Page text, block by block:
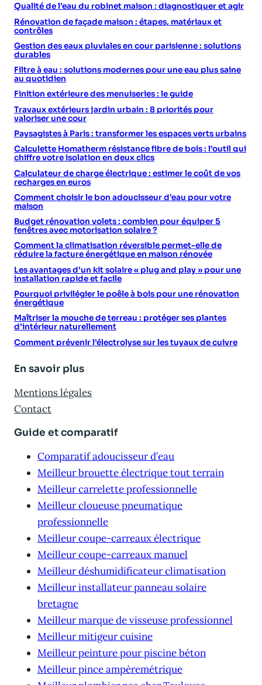
Qualité de l’eau du robinet maison : diagnostiquer et agir
Rénovation de façade maison : étapes, matériaux et
contrôles
Gestion des eaux pluviales en cour parisienne : solutions
durables
Filtre à eau : solutions modernes pour une eau plus saine
au quotidien
Finition extérieure des menuiseries : le guide
Travaux extérieurs jardin urbain : 8 priorités pour
valoriser une cour
Paysagistes à Paris : transformer les espaces verts urbains
Calculette Homatherm résistance fibre de bois : l’outil qui
chiffre votre isolation en deux clics
Calculateur de charge électrique : estimer le coût de vos
recharges en euros
Comment choisir le bon adoucisseur d’eau pour votre
maison
Budget rénovation volets : combien pour équiper 5
fenêtres avec motorisation solaire ?
Comment la climatisation réversible permet-elle de
réduire la facture énergétique en maison rénovée
Les avantages d’un kit solaire « plug and play » pour une
installation rapide et facile
Pourquoi privilégier le poêle à bois pour une rénovation
énergétique
Maîtriser la mouche de terreau : protéger ses plantes
d’intérieur naturellement
Comment prévenir l’électrolyse sur les tuyaux de cuivre
En savoir plus
Mentions légales
Contact
Guide et comparatif
Comparatif adoucisseur d’eau
Meilleur brouette électrique tout terrain
Meilleur carrelette professionnelle
Meilleur cloueuse pneumatique
professionnelle
Meilleur coupe-carreaux électrique
Meilleur coupe-carreaux manuel
Meilleur déshumidificateur climatisation
Meilleur installateur panneau solaire
bretagne
Meilleur marque de visseuse professionnel
Meilleur mitigeur cuisine
Meilleur peinture pour piscine béton
Meilleur pince ampèremétrique